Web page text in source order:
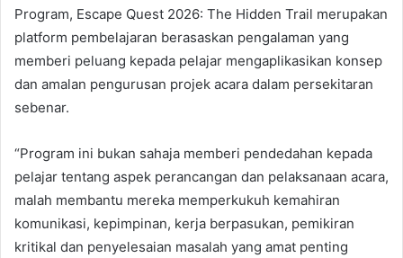
Program, Escape Quest 2026: The Hidden Trail merupakan
platform pembelajaran berasaskan pengalaman yang
memberi peluang kepada pelajar mengaplikasikan konsep
dan amalan pengurusan projek acara dalam persekitaran
sebenar.
“Program ini bukan sahaja memberi pendedahan kepada
pelajar tentang aspek perancangan dan pelaksanaan acara,
malah membantu mereka memperkukuh kemahiran
komunikasi, kepimpinan, kerja berpasukan, pemikiran
kritikal dan penyelesaian masalah yang amat penting